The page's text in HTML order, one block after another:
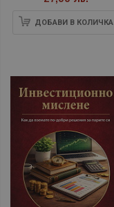
ДОБАВИ В КОЛИЧКА